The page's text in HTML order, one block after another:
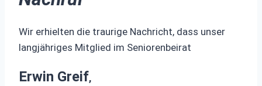
Wir erhielten die traurige Nachricht, dass unser
langjähriges Mitglied im Seniorenbeirat
Erwin Greif,